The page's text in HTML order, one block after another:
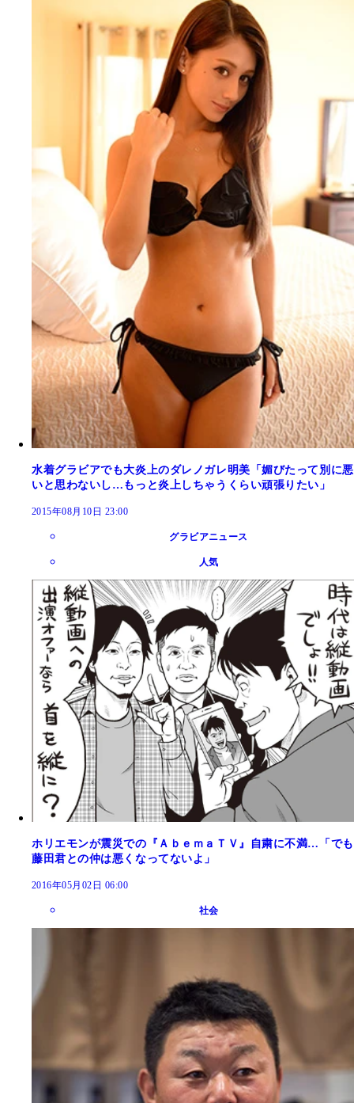
水着グラビアでも大炎上のダレノガレ明美「媚びたって別に悪
いと思わないし…もっと炎上しちゃうくらい頑張りたい」
2015年08月10日 23:00
グラビアニュース
人気
ホリエモンが震災での『ＡｂｅｍａＴＶ』自粛に不満…「でも
藤田君との仲は悪くなってないよ」
2016年05月02日 06:00
社会